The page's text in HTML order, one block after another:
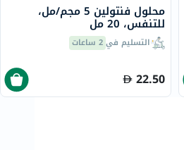
محلول فنتولين 5 مجم/مل،
للتنفس، 20 مل
التسليم في 2 ساعات
22.50